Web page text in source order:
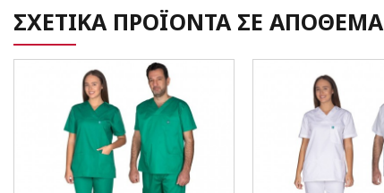
ΣΧΕΤΙΚΑ ΠΡΟΪΟΝΤΑ ΣΕ ΑΠΟΘΕΜΑ